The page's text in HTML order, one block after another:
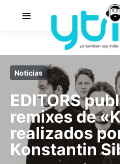
Noticias
EDITORS
remixes de
realizados
Konstantin